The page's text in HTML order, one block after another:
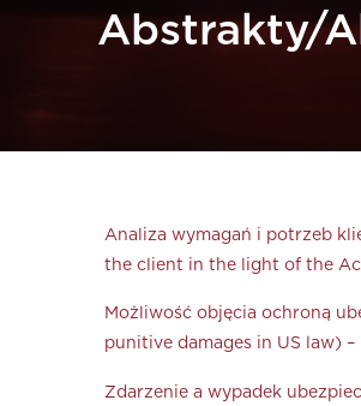
Abstrakty/
Analiza wymagań i potrzeb
the client in the light of the
Możliwość objęcia ochroną
punitive damages in US law)
Zdarzenie a wypadek